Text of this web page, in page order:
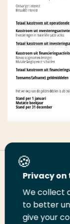
Deel deze pagina
DeelDeel
Privacy on
We collect
to better
give your